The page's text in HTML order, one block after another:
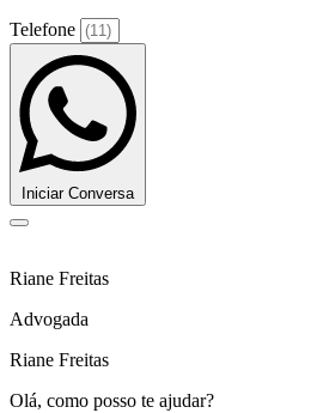
Telefone
Iniciar Conversa
Riane Freitas
Advogada
Riane Freitas
Olá, como posso te ajudar?